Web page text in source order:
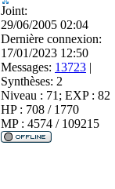
Joint:
29/06/2005 02:04
Dernière connexion:
17/01/2023 12:50
Messages: 13723 |
Synthèses: 2
Niveau : 71; EXP : 82
HP : 708 / 1770
MP : 4574 / 109215